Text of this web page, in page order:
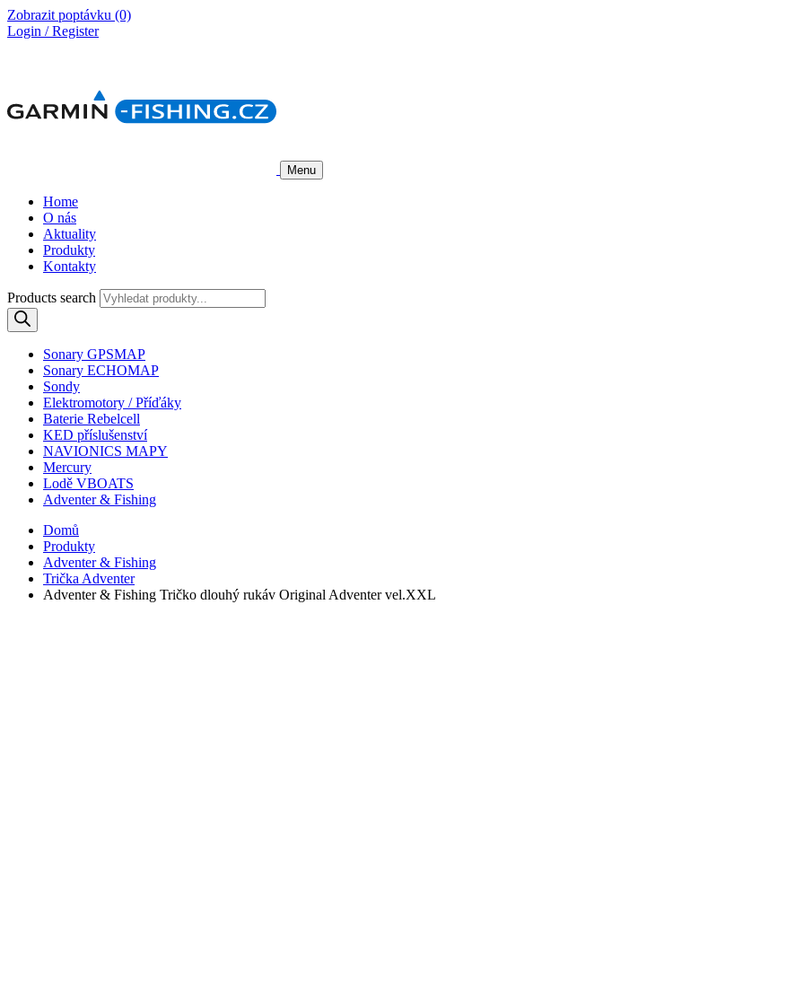
Zobrazit poptávku (0)
Login / Register
Menu
Home
O nás
Aktuality
Produkty
Kontakty
Products search
Sonary GPSMAP
Sonary ECHOMAP
Sondy
Elektromotory / Příďáky
Baterie Rebelcell
KED příslušenství
NAVIONICS MAPY
Mercury
Lodě VBOATS
Adventer & Fishing
Domů
Produkty
Adventer & Fishing
Trička Adventer
Adventer & Fishing Tričko dlouhý rukáv Original Adventer vel.XXL